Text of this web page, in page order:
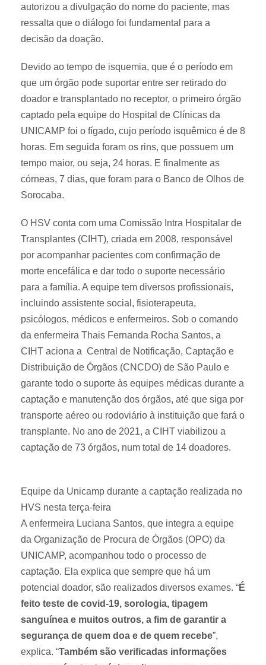
autorizou a divulgação do nome do paciente, mas
ressalta que o diálogo foi fundamental para a
decisão da doação.
Devido ao tempo de isquemia, que é o período em
que um órgão pode suportar entre ser retirado do
doador e transplantado no receptor, o primeiro órgão
captado pela equipe do Hospital de Clínicas da
UNICAMP foi o fígado, cujo período isquêmico é de 8
horas. Em seguida foram os rins, que possuem um
tempo maior, ou seja, 24 horas. E finalmente as
córneas, 7 dias, que foram para o Banco de Olhos de
Sorocaba.
O HSV conta com uma Comissão Intra Hospitalar de
Transplantes (CIHT), criada em 2008, responsável
por acompanhar pacientes com confirmação de
morte encefálica e dar todo o suporte necessário
para a família. A equipe tem diversos profissionais,
incluindo assistente social, fisioterapeuta,
psicólogos, médicos e enfermeiros. Sob o comando
da enfermeira Thais Fernanda Rocha Santos, a
CIHT aciona a Central de Notificação, Captação e
Distribuição de Órgãos (CNCDO) de São Paulo e
garante todo o suporte às equipes médicas durante a
captação e manutenção dos órgãos, até que siga por
transporte aéreo ou rodoviário à instituição que fará o
transplante. No ano de 2021, a CIHT viabilizou a
captação de 73 órgãos, num total de 14 doadores.
Equipe da Unicamp durante a captação realizada no
HVS nesta terça-feira
A enfermeira Luciana Santos, que integra a equipe
da Organização de Procura de Órgãos (OPO) da
UNICAMP, acompanhou todo o processo de
captação. Ela explica que sempre que há um
potencial doador, são realizados diversos exames. “É
feito teste de covid-19, sorologia, tipagem
sanguínea e muitos outros, a fim de garantir a
segurança de quem doa e de quem recebe”,
explica. “Também são verificadas informações